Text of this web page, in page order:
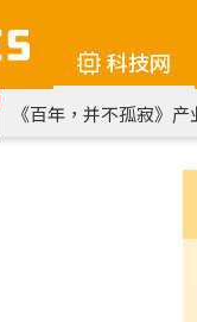
科技网
《百年，并不孤寂》